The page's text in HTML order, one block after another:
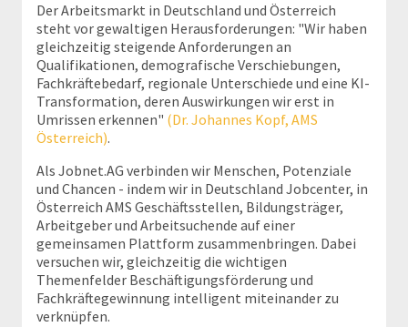
Der Arbeitsmarkt in Deutschland und Österreich
steht vor gewaltigen Herausforderungen: "Wir haben
gleichzeitig steigende Anforderungen an
Qualifikationen, demografische Verschiebungen,
Fachkräftebedarf, regionale Unterschiede und eine KI-
Transformation, deren Auswirkungen wir erst in
Umrissen erkennen" (Dr. Johannes Kopf, AMS
Österreich).
Als Jobnet.AG verbinden wir Menschen, Potenziale
und Chancen - indem wir in Deutschland Jobcenter, in
Österreich AMS Geschäftsstellen, Bildungsträger,
Arbeitgeber und Arbeitsuchende auf einer
gemeinsamen Plattform zusammenbringen. Dabei
versuchen wir, gleichzeitig die wichtigen
Themenfelder Beschäftigungsförderung und
Fachkräftegewinnung intelligent miteinander zu
verknüpfen.